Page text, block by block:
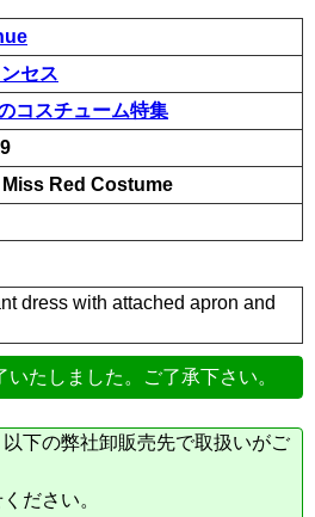
セス
コスチューム特集
Miss Red Costume
dress with attached apron and
たしました。ご了承下さい。
下の弊社卸販売先で取扱いがご
ださい。